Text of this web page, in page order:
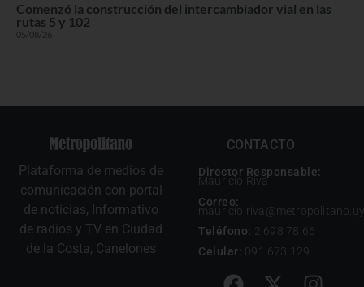
Comenzó la construcción del intercambiador vial en las
rutas 5 y 102
05/08/26
Plataforma de medios de
comunicación con portal
de noticias, Informativo
de radios y TV en Ciudad
de la Costa, Canelones
CONTACTO
Director Responsable:
Mauricio Riva
Correo:
mauricio.riva@metropolitano.uy
Teléfono: 2 698 78 66
Celular: 091 673 129